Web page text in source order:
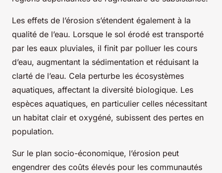
Les effets de l’érosion s’étendent également à la
qualité de l’eau. Lorsque le sol érodé est transporté
par les eaux pluviales, il finit par polluer les cours
d’eau, augmentant la sédimentation et réduisant la
clarté de l’eau. Cela perturbe les écosystèmes
aquatiques, affectant la diversité biologique. Les
espèces aquatiques, en particulier celles nécessitant
un habitat clair et oxygéné, subissent des pertes en
population.
Sur le plan socio-économique, l’érosion peut
engendrer des coûts élevés pour les communautés